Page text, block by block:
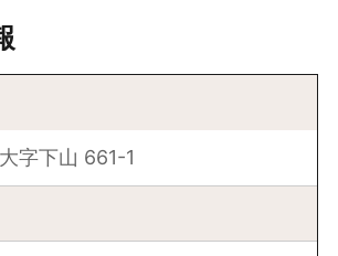
字下山 661-1